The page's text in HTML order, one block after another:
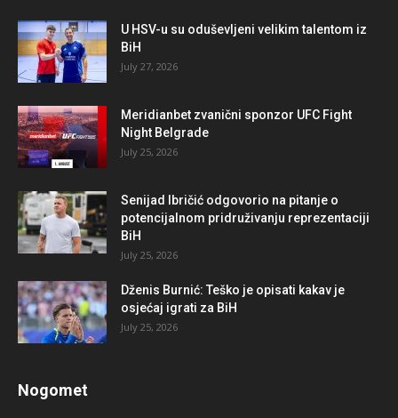
U HSV-u su oduševljeni velikim talentom iz
BiH
July 27, 2026
Meridianbet zvanični sponzor UFC Fight
Night Belgrade
July 25, 2026
Senijad Ibričić odgovorio na pitanje o
potencijalnom pridruživanju reprezentaciji
BiH
July 25, 2026
Dženis Burnić: Teško je opisati kakav je
osjećaj igrati za BiH
July 25, 2026
Nogomet